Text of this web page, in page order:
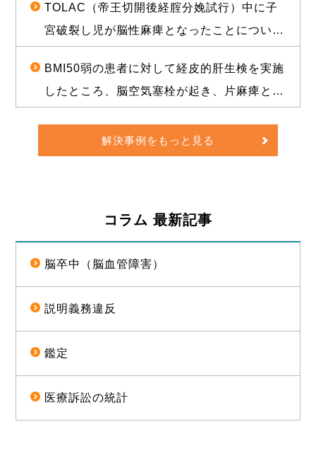
3500万円の和解が成立した事例
TOLAC（帝王切開後経腟分娩試行）中に子
宮破裂し児が脳性麻痺となったことについ
ら、賠償金と給付金を合わせて約1億5000万
円相当の経済的利益を確保した事例
BMI50弱の患者に対して経皮的肝生検を実施
したところ、脳空気塞栓が起き、片麻痺とな
損害金や訴訟費用を合わせて約1億5000万円
の経済的利益を確保した事例
解決事例をもっと見る
コラム 最新記事
脳卒中（脳血管障害）
説明義務違反
鑑定
医療訴訟の統計